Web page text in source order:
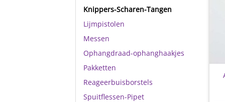
Knippers-Scharen-Tangen
Lijmpistolen
Messen
Ophangdraad-ophanghaakjes
Pakketten
Reageerbuisborstels
Spuitflessen-Pipet